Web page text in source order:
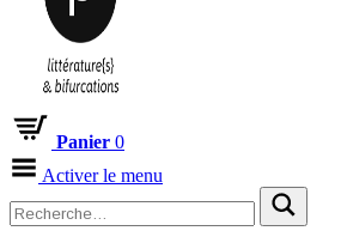
Panier 0
Activer le menu